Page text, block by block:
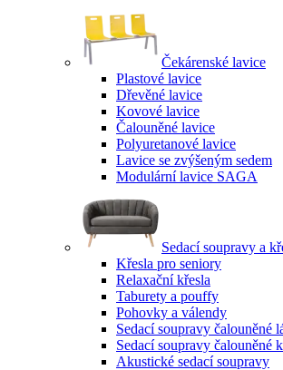
Čekárenské lavice
Plastové lavice
Dřevěné lavice
Kovové lavice
Čalouněné lavice
Polyuretanové lavice
Lavice se zvýšeným sedem
Modulární lavice SAGA
Sedací soupravy a
Křesla pro seniory
Relaxační křesla
Taburety a pouffy
Pohovky a válendy
Sedací soupravy čalouněné
Sedací soupravy čalouněné
Akustické sedací soupravy